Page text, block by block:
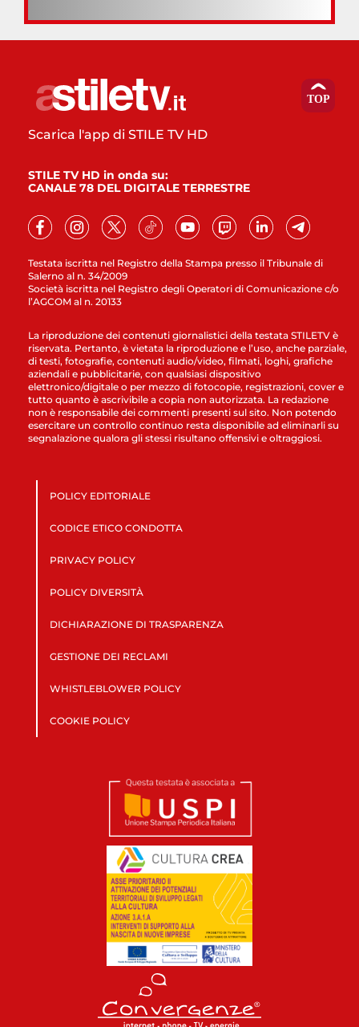
Testata iscritta nel Registro della Stampa presso il Tribunale di
Salerno al n. 34/2009
Società iscritta nel Registro degli Operatori di Comunicazione c/o
l’AGCOM al n. 20133
Scarica l'app di STILE TV HD
STILE TV HD in onda su:
CANALE 78 DEL DIGITALE TERRESTRE
La riproduzione dei contenuti giornalistici della testata STILETV è
riservata. Pertanto, è vietata la riproduzione e l’uso, anche parziale,
di testi, fotografie, contenuti audio/video, filmati, loghi, grafiche
aziendali e pubblicitarie, con qualsiasi dispositivo
elettronico/digitale o per mezzo di fotocopie, registrazioni, cover e
tutto quanto è ascrivibile a copia non autorizzata. La redazione
non è responsabile dei commenti presenti sul sito. Non potendo
esercitare un controllo continuo resta disponibile ad eliminarli su
segnalazione qualora gli stessi risultano offensivi e oltraggiosi.
POLICY EDITORIALE
CODICE ETICO CONDOTTA
PRIVACY POLICY
POLICY DIVERSITÀ
DICHIARAZIONE DI TRASPARENZA
GESTIONE DEI RECLAMI
WHISTLEBLOWER POLICY
COOKIE POLICY